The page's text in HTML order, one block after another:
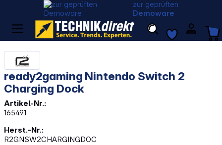
zur geprüften
Demoware
ready2gaming Nintendo Switch 2
Charging Dock
Artikel-Nr.:
165491
Herst.-Nr.:
R2GNSW2CHARGINGDOC